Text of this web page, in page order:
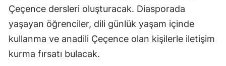
Çeçence dersleri oluşturacak. Diasporada
yaşayan öğrenciler, dili günlük yaşam içinde
kullanma ve anadili Çeçence olan kişilerle iletişim
kurma fırsatı bulacak.